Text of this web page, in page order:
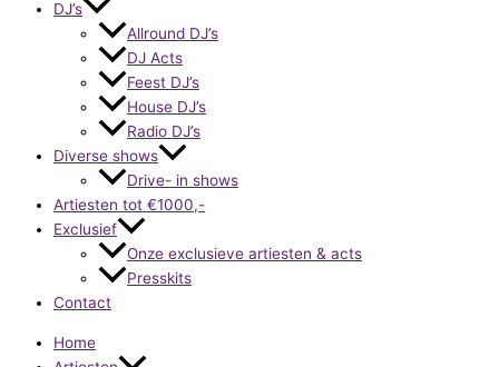
DJ’s
Allround DJ’s
DJ Acts
Feest DJ’s
House DJ’s
Radio DJ’s
Diverse shows
Drive- in shows
Artiesten tot €1000,-
Exclusief
Onze exclusieve artiesten & acts
Presskits
Contact
Home